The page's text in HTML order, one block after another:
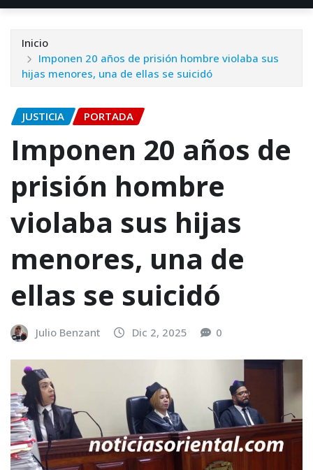
Inicio
Imponen 20 años de prisión hombre violaba sus
hijas menores, una de ellas se suicidó
JUSTICIA PORTADA
Imponen 20 años de
prisión hombre
violaba sus hijas
menores, una de
ellas se suicidó
Julio Benzant Dic 2, 2025 0